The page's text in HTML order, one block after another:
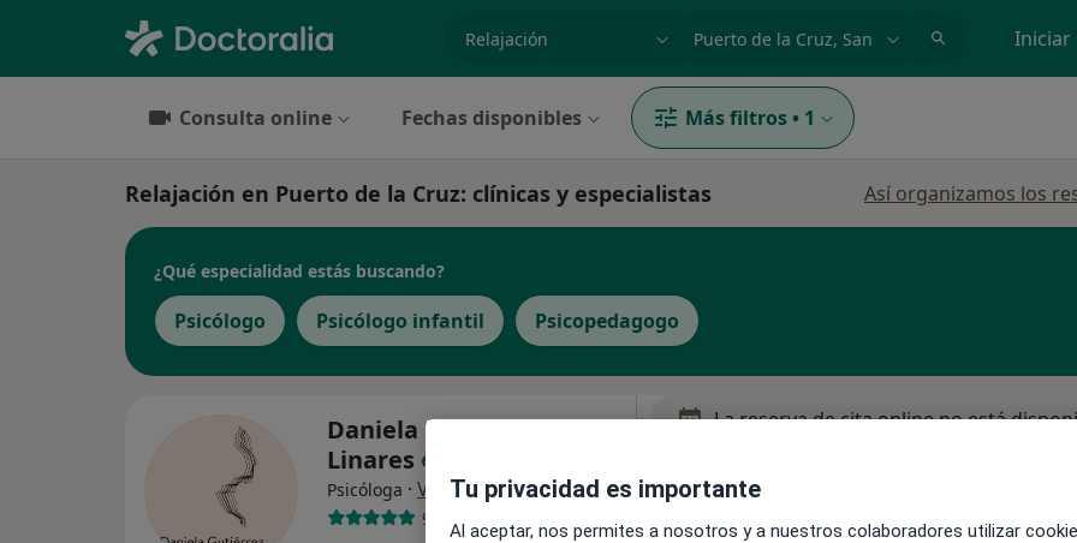
especialidad, enfermedad o nombre Iniciar
Consulta online Fechas disponibles Más filtros • 1
Relajación en Puerto de la Cruz: clínicas y especialistas Así organizamos los
¿Qué especialidad estás buscando?
Psicólogo Psicólogo infantil Psicopedagogo
Daniela Gutiérrez
Linares
Psicóloga · Ver más
98 opiniones
La reserva de cita online no está
Tu privacidad es importante
Al aceptar, nos permites a nosotros y a nuestros colaboradores utilizar